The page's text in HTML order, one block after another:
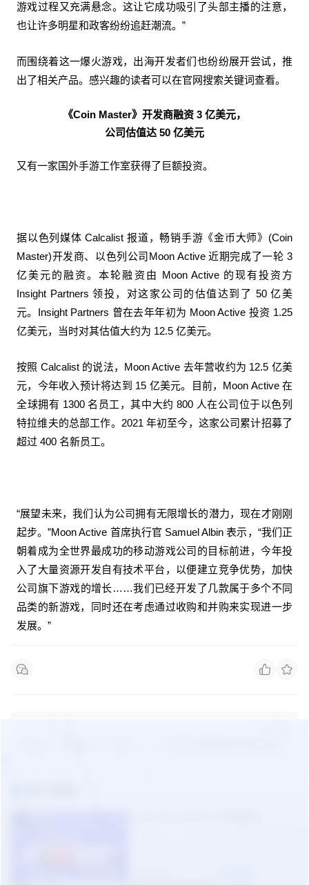
游戏过程又充满悬念。这让它成功吸引了头部主播的注意，
也让许多明星和政客纷纷追赶潮流。”
而围绕着这一爆火游戏，出海开发者们也纷纷展开尝试，推
出了相关产品。感兴趣的读者可以在官网搜索关键词查看。
《Coin Master》开发商融资 3 亿美元，
公司估值达 50 亿美元
又有一家国外手游工作室获得了巨额投资。
据以色列媒体 Calcalist 报道，畅销手游《金币大师》(Coin
Master)开发商、以色列公司Moon Active 近期完成了一轮 3
亿美元的融资。本轮融资由 Moon Active 的现有投资方
Insight Partners 领投，对这家公司的估值达到了 50 亿美
元。Insight Partners 曾在去年年初为 Moon Active 投资 1.25
亿美元，当时对其估值大约为 12.5 亿美元。
按照 Calcalist 的说法，Moon Active 去年营收约为 12.5 亿美
元，今年收入预计将达到 15 亿美元。目前，Moon Active 在
全球拥有 1300 名员工，其中大约 800 人在公司位于以色列
特拉维夫的总部工作。2021 年初至今，这家公司累计招募了
超过 400 名新员工。
“展望未来，我们认为公司拥有无限增长的潜力，现在才刚刚
起步。”Moon Active 首席执行官 Samuel Albin 表示，“我们正
朝着成为全世界最成功的移动游戏公司的目标前进，今年投
入了大量资源开发自有技术平台，以便建立竞争优势，加快
公司旗下游戏的增长……我们已经开发了几款属于多个不同
品类的新游戏，同时还在考虑通过收购和并购来实现进一步
发展。”